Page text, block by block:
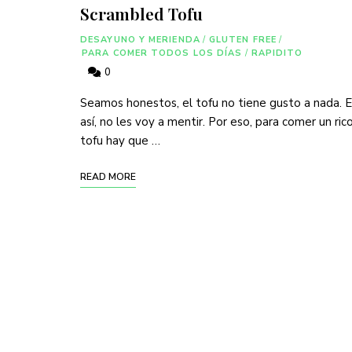
Scrambled Tofu
DESAYUNO Y MERIENDA / GLUTEN FREE /
PARA COMER TODOS LOS DÍAS / RAPIDITO
0
Seamos honestos, el tofu no tiene gusto a nada.
así, no les voy a mentir. Por eso, para comer un
tofu hay que …
READ MORE